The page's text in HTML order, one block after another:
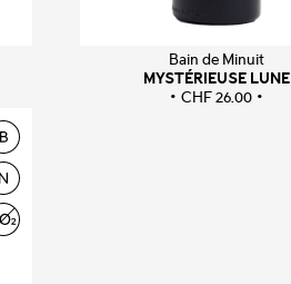
Bain de Minuit
MYSTÉRIEUSE LUNE
CHF26.00